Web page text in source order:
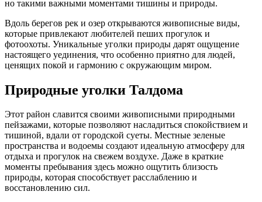
но такими важными моментами тишины и природы.
Вдоль берегов рек и озер открываются живописные виды,
которые привлекают любителей пеших прогулок и
фотоохоты. Уникальные уголки природы дарят ощущение
настоящего уединения, что особенно приятно для людей,
ценящих покой и гармонию с окружающим миром.
Природные уголки Талдома
Этот район славится своими живописными природными
пейзажами, которые позволяют насладиться спокойствием и
тишиной, вдали от городской суеты. Местные зеленые
пространства и водоемы создают идеальную атмосферу для
отдыха и прогулок на свежем воздухе. Даже в краткие
моменты пребывания здесь можно ощутить близость
природы, которая способствует расслаблению и
восстановлению сил.